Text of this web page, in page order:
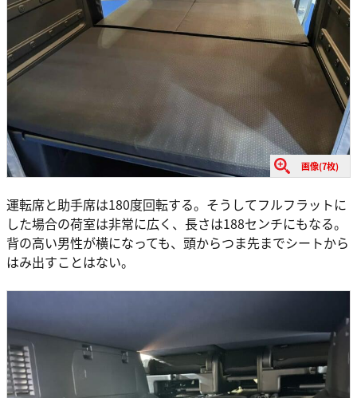
画像(7枚)
運転席と助手席は180度回転する。そうしてフルフラットに
した場合の荷室は非常に広く、長さは188センチにもなる。
背の高い男性が横になっても、頭からつま先までシートから
はみ出すことはない。